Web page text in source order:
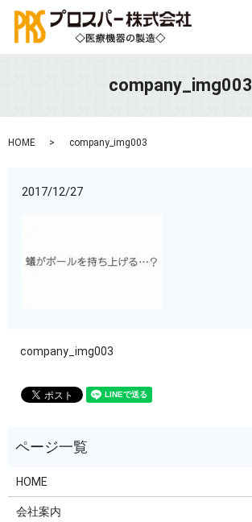
company_img003
HOME company_img003
2017/12/27
company_img003
HOME
会社案内